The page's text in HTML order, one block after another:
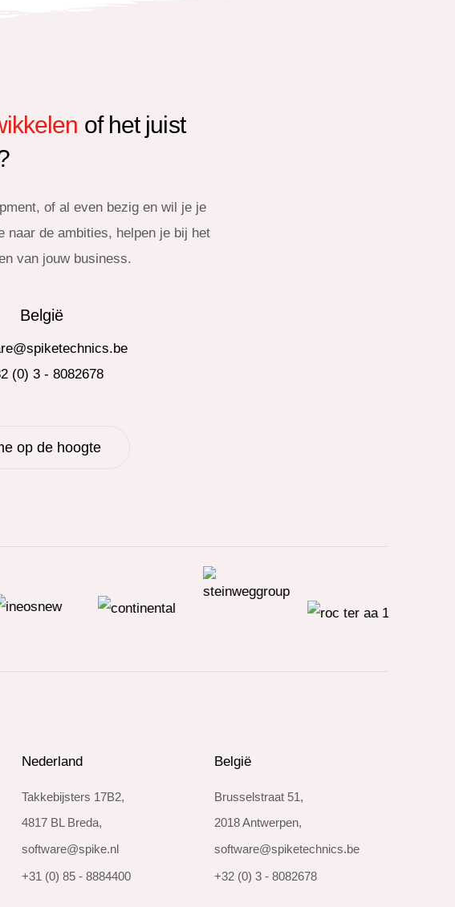
of het juist
of al even bezig en wil je je
naar de ambities, helpen je bij het
van jouw business.
België
(0) 3 - 8082678
op de hoogte
Nederland
Takkebijsters 17B2,
4817 BL Breda,
software@spike.nl
+31 (0) 85 - 8884400
België
Brusselstraat 51,
2018 Antwerpen,
software@spiketechnics.be
+32 (0) 3 - 8082678